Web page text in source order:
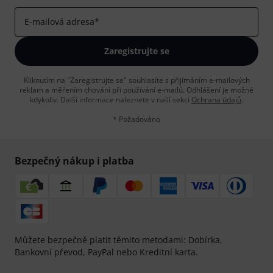
E-mailová adresa*
Zaregistrujte se
Kliknutím na "Zaregistrujte se" souhlasíte s přijímáním e-mailových
reklam a měřením chování při používání e-mailů. Odhlášení je možné
kdykoliv. Další informace naleznete v naší sekci Ochrana údajů.
* Požadováno
Bezpečný nákup i platba
Můžete bezpečně platit těmito metodami: Dobírka,
Bankovní převod, PayPal nebo Kreditní karta.